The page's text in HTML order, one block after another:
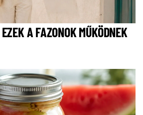
A FAZONOK MŰKÖDNEK